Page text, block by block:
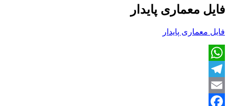
فایل معماری پایدار
فایل معماری پایدار
WhatsApp
Telegram
Email